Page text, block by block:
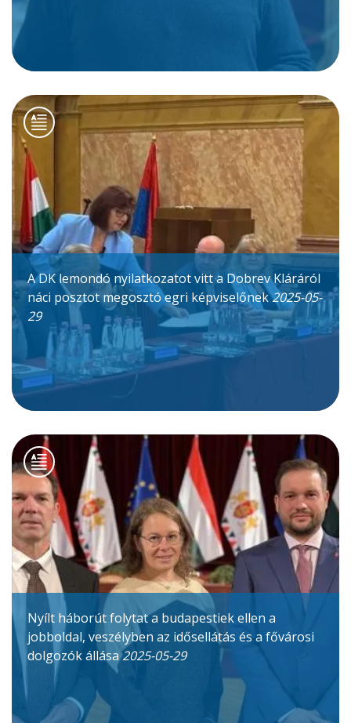
A DK lemondó nyilatkozatot vitt a Dobrev Kláráról
náci posztot megosztó egri képviselőnek2025-05-
29
Nyílt háborút folytat a budapestiek ellen a
jobboldal, veszélyben az idősellátás és a fővárosi
dolgozók állása2025-05-29